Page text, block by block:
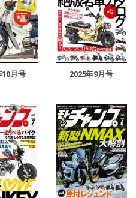
10月号 2025年9月号